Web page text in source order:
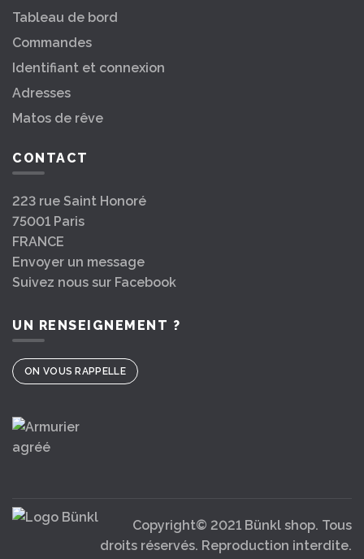
Tableau de bord
Commandes
Identifiant et connexion
Adresses
Matos de rêve
CONTACT
223 rue Saint Honoré
75001 Paris
FRANCE
Envoyer un message
Suivez nous sur Facebook
UN RENSEIGNEMENT ?
ON VOUS RAPPELLE
Copyright© 2021 Bünkl shop. Tous
droits réservés. Reproduction interdite.